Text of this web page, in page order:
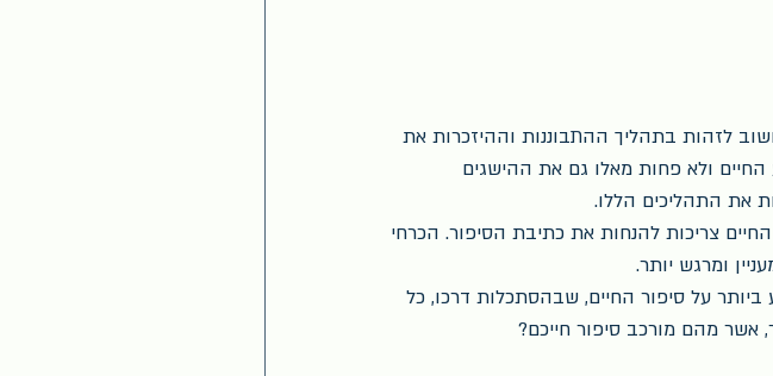
לזהות בתהליך ההתבוננות וההיזכרות את
ולא פחות מאלו גם את ההישגים
את התהליכים הללו.
צריכות להנחות את כתיבת הסיפור. הכרחי
ומרגש יותר.
על סיפור החיים, שבהסתכלות דרכו, כל
אשר מהם מורכב סיפור חייכם?